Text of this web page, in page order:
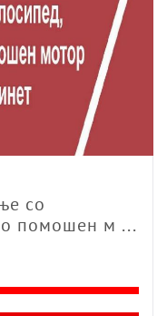
со
помошен м ...